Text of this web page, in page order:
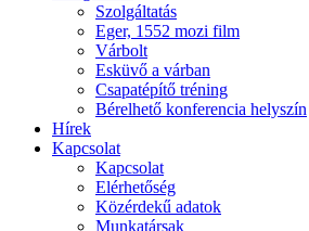
Szolgáltatás
Eger, 1552 mozi film
Várbolt
Esküvő a várban
Csapatépítő tréning
Bérelhető konferencia helyszín
Hírek
Kapcsolat
Kapcsolat
Elérhetőség
Közérdekű adatok
Munkatársak